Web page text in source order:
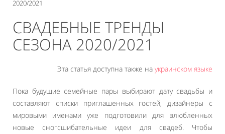
2020/2021
СВАДЕБНЫЕ ТРЕНДЫ
СЕЗОНА 2020/2021
Эта статья доступна также на украинском языке
Пока будущие семейные пары выбирают дату свадьбы и
составляют списки приглашенных гостей, дизайнеры с
мировыми именами уже подготовили для влюбленных
новые сногсшибательные идеи для свадеб. Чтобы